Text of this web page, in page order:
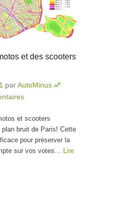
et des scooters
parAutoMinus
et scooters
bruit de Paris! Cette
pour préserver la
sur vos votes… Lire